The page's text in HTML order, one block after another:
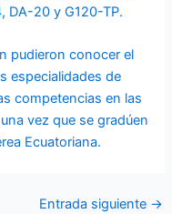
20 y G120-TP.
pudieron conocer el
especialidades de
competencias en las
vez que se gradúen
Ecuatoriana.
Entrada siguiente →